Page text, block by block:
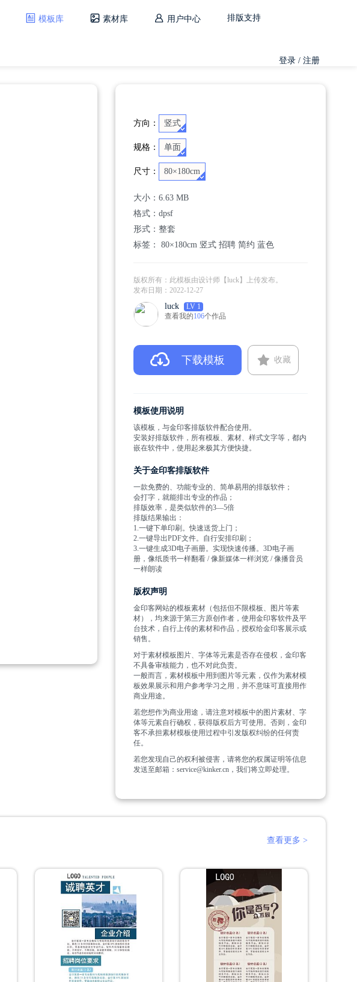
模板库 素材库 用户中心 排版支持
登录 / 注册
方向： 竖式
规格： 单面
尺寸： 80×180cm
大小： 6.63 MB
格式： dpsf
形式：整套
标签：
80×180cm 竖式 招聘 简约 蓝色
版权所有：此模板由设计师【luck】上传发布。
发布日期： 2022-12-27
luck
LV 1
查看我的106个作品
下载模板 收藏
模板使用说明
该模板，与金印客排版软件配合使用。
安装好排版软件，所有模板、素材、样式文字等，都内
嵌在软件中，使用起来极其方便快捷。
关于金印客排版软件
一款免费的、功能专业的、简单易用的排版软件；
会打字，就能排出专业的作品；
排版效率，是类似软件的3—5倍
排版结果输出：
1.一键下单印刷。快速送货上门；
2.一键导出PDF文件。自行安排印刷；
3.一键生成3D电子画册。实现快速传播。3D电子画
册，像纸质书一样翻看 / 像新媒体一样浏览 / 像播音员
一样朗读
版权声明
金印客网站的模板素材（包括但不限模板、图片等素
材），均来源于第三方原创作者，使用金印客软件及平
台技术，自行上传的素材和作品，授权给金印客展示或
销售。
对于素材模板图片、字体等元素是否存在侵权，金印客
不具备审核能力，也不对此负责。
一般而言，素材模板中用到图片等元素，仅作为素材模
板效果展示和用户参考学习之用，并不意味可直接用作
商业用途。
若您想作为商业用途，请注意对模板中的图片素材、字
体等元素自行确权，获得版权后方可使用。否则，金印
客不承担素材模板使用过程中引发版权纠纷的任何责
任。
若您发现自己的权利被侵害，请将您的权属证明等信息
发送至邮箱：service@kinker.cn，我们将立即处理。
查看更多 >